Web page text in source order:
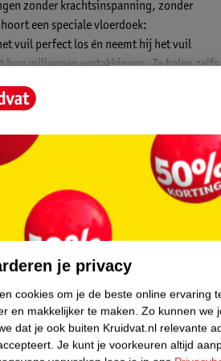
zonder krachtsinspanning, zonder
een speciale vloerdoek:
vuil perfect los én neemt hij het vuil
hun miljoenen vertakkingen. Ze halen zelfs
vuil zuigen ze op, als in kleine
Je veegt net zo gemakkelijk op
mee. Prima voor zigzag
neergeklapt worden, dus je kunt ook
vloerwisserpads zijn afzonderlijk
Je kunt de pad heel gemakkelijk
wasmachine. De breedte van de wisser is 27
uitwringen zonder krachtsinspanning,
kasten
je privacy
cookies om je de beste online ervaring
en makkelijker te maken. Zo kunnen we
dat je ook buiten Kruidvat.nl relevante
Je kunt je voorkeuren altijd